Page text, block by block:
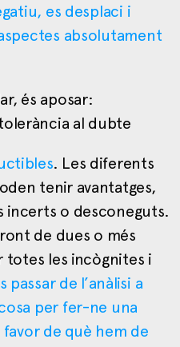
es desplaci i
absolutament
és aposar:
al dubte
. Les diferents
tenir avantatges,
incerts o desconeguts.
de dues o més
totes les incògnites i
passar de l’anàlisi a
per fer-ne una
de què hem de